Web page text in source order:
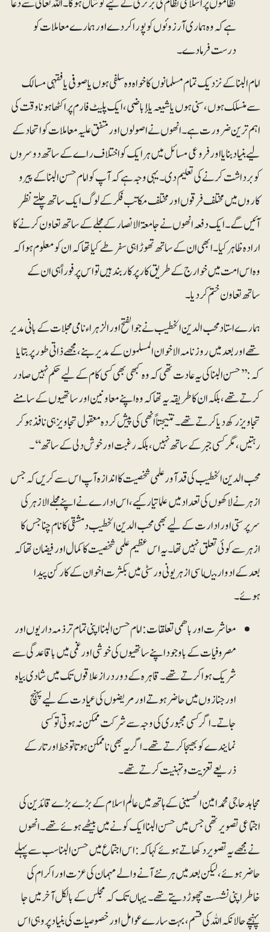
ہے کہ وہ ہماری آرزوئوں کو پورا کردے اور ہمارے معاملات کو
درست فرمادے۔
امام البنا کے نزدیک تمام مسلمانوں کا خواہ وہ سلفی ہوں یا صوفی یا فقہی مسالک
سے منسلک ہوں ، سنی ہوں یا شیعہ یا إباضی، ایک پلیٹ فارم پر اکٹھا ہونا وقت کی
اہم ترین ضرورت ہے۔ انھوں نے اصولوں اور متفق علیہ معاملات کو اتحاد کے
لیے بنیاد بنایا اور فروعی مسائل میں ہر ایک کو اختلاف راے کے ساتھ دوسروں
کو برداشت کرنے کی تعلیم دی۔یہی وجہ ہے کہ آپ کو امام حسن البنا کے پیرو
کاروں میں مختلف فرقوں اور مختلف مکاتب فکر کے لوگ ایک ساتھ چلتے نظر
آئیں گے۔ ایک دفعہ انھوں نے جامعۃ الانصار کے مجلے کے ساتھ تعاون کرنے کا
ارادہ ظاہر کیا۔ ابھی ان کے ساتھ تھوڑا ہی سفرطے کیاتھا کہ ان کو معلوم ہوا کہ
وہ اس امت میں خوارج کے طریق کار پر کاربند ہیں تو اس پرفوراً ہی ان کے
ساتھ تعاون ختم کردیا۔
ہمارے استاد محب الدین الخطیب نے جو الفتح اور الزہراء نامی مجلات کے بانی مدیر
تھے اور بعد میں روزنامہ الاخوان المسلمون کے مدیر بنے، مجھے ذاتی طو رپر بتایا
کہ: ’’حسن البنا کی یہ عادت تھی کہ وہ کبھی بھی کسی کا م کے لیے حکم نہیں صادر
کرتے تھے، بلکہ ان کا طریقہ یہ تھا کہ وہ اپنے معاونین اور ساتھیوں کے سامنے
تجاویز رکھ دیا کرتے تھے۔ نتیجتاً انھی کی پیش کردہ معقول تجاویز ہی نافذ ہو کر
رہتیں،مگر کسی جبر کے ساتھ نہیں، بلکہ رغبت اور خوش دلی کے ساتھ‘‘۔
محب الدین الخطیب کی قد آور علمی شخصیت کا اندازہ آپ اس سے کریں کہ جس
ازہر نے لاکھوں کی تعداد میں علما تیار کیے، اس ادارے نے اپنے مجلے الازہرکی
سرپرستی اور ادارت کے لیے بھی محب الدین الخطیب دمشقی کا نام چنا جس کا
ازہر سے کوئی تعلق نہیں تھا۔ یہ اس عظیم علمی شخصیت کا کمال اور فیضان تھا کہ
بعد کے ادوار میںاسی ازہر یونی ورسٹی میں بکثرت اخوان کے کارکن پیدا
ہوئے۔
معاشرت اور باھمی تعلقات:امام حسن البنا اپنی تمام تر ذمہ داریوں اور
مصروفیات کے باوجود اپنے ساتھیوں کی خوشی اور غمی میں باقاعدگی سے
شریک ہوا کرتے تھے۔ قاہرہ کے دوردراز علاقوں تک میں شادی بیاہ
اور جنازوں میں حاضر ہوتے اور مریضوں کی عیادت کے لیے پہنچ
جاتے۔ اگر کسی مجبوری کی وجہ سے شرکت ممکن نہ ہوتی تو کسی
نمایندے کو بھیجا کرتے تھے۔ اگر یہ بھی ناممکن ہوتا تو خط اور تار کے
ذریعے تعزیت و تہنیت کرتے تھے۔
مجاہدحاجی محمد امین الحسینی کے ہاتھ میں عالم اسلام کے بڑے بڑے قائدین کی
اجتماعی تصویر تھی جس میں حسن البنا ایک کونے میں بیٹھے ہوئے تھے۔ انھوں
نے مجھے یہ تصویر دکھاتے ہوئے کہا کہ : اس اجتماع میں حسن البنا سب سے پہلے
حاضر ہوئے، لیکن بعد میں ہر نئے آنے والے مہمان کی عزت اور اکرام کی
خاطر اپنی نشست چھوڑ دیتے تھے۔ یہا ں تک کہ مجلس کے بالکل آخر میں جا
پہنچے حالانکہ اللہ کی قسم، بہت سارے عوامل اور خصوصیات کی بنیاد پر وہی اس